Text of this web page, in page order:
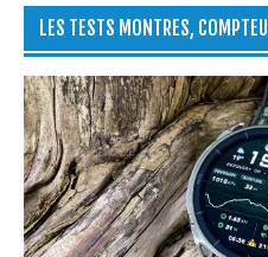
LES TESTS MONTRES,